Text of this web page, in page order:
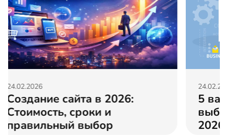
5 важных факторов при
выборе ERP-системы — Гид
2026